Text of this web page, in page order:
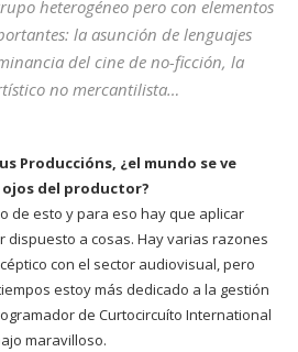
heterogéneo pero con elementos
la asunción de lenguajes
del cine de no-ficción, la
no mercantilista…
Produccións, ¿el mundo se ve
del productor?
de esto y para eso hay que aplicar
dispuesto a cosas. Hay varias razones
con el sector audiovisual, pero
estoy más dedicado a la gestión
de Curtocircuíto International
maravilloso.